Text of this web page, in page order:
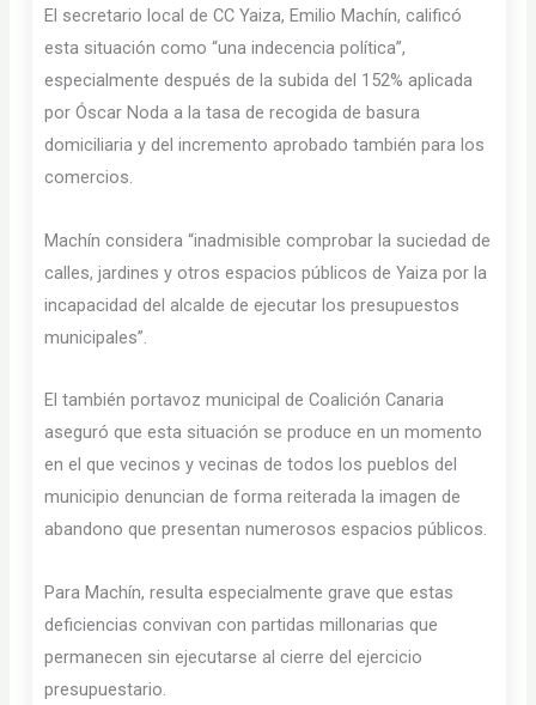
El secretario local de CC Yaiza, Emilio Machín, calificó
esta situación como “una indecencia política”,
especialmente después de la subida del 152% aplicada
por Óscar Noda a la tasa de recogida de basura
domiciliaria y del incremento aprobado también para los
comercios.
Machín considera “inadmisible comprobar la suciedad de
calles, jardines y otros espacios públicos de Yaiza por la
incapacidad del alcalde de ejecutar los presupuestos
municipales”.
El también portavoz municipal de Coalición Canaria
aseguró que esta situación se produce en un momento
en el que vecinos y vecinas de todos los pueblos del
municipio denuncian de forma reiterada la imagen de
abandono que presentan numerosos espacios públicos.
Para Machín, resulta especialmente grave que estas
deficiencias convivan con partidas millonarias que
permanecen sin ejecutarse al cierre del ejercicio
presupuestario.